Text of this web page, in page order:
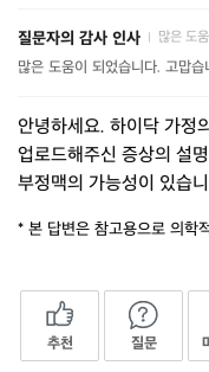
질문자의 감사 인사 많은 도
많은 도움이 되었습니다. 고맙습
안녕하세요. 하이닥 가정
업로드해주신 증상의 설
부정맥의 가능성이 있습
* 본 답변은 참고용으로 의학
추천 질문